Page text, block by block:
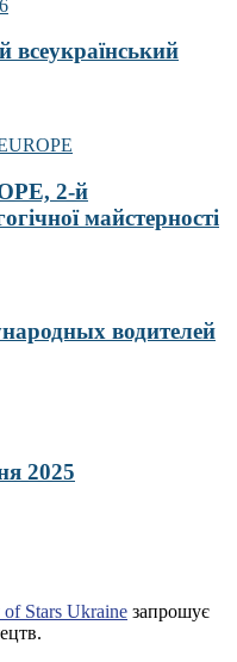
2-й
майстерності
водителей
2025
Stars Ukraine запрошує